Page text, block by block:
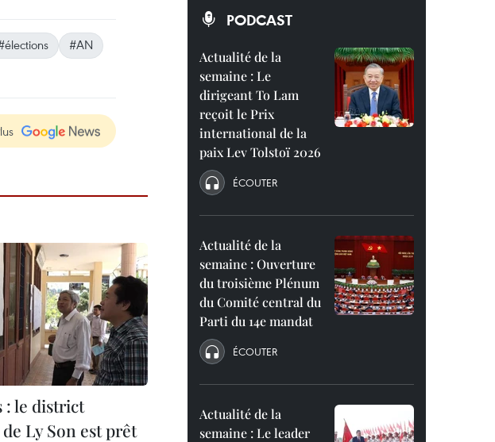
#AN
: le district
Ly Son est prêt
PODCAST
Actualité de la
semaine : Le
dirigeant To Lam
reçoit le Prix
international de la
paix Lev Tolstoï 2026
ÉCOUTER
Actualité de la
semaine : Ouverture
du troisième Plénum
du Comité central du
Parti du 14e mandat
ÉCOUTER
Actualité de la
semaine : Le leader